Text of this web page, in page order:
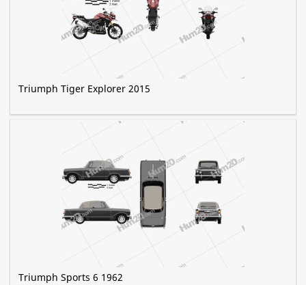
Triumph Tiger Explorer 2015
Triumph Sports 6 1962